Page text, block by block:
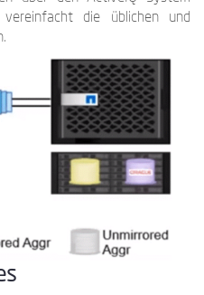
vereinfacht die üblichen und